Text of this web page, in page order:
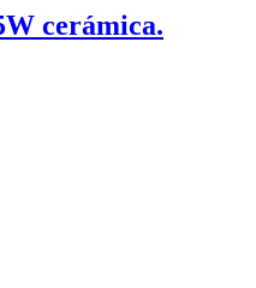
cerámica.